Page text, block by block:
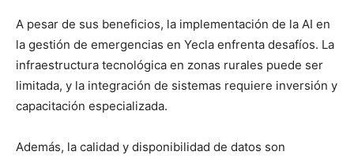
A pesar de sus beneficios, la implementación de la AI en
la gestión de emergencias en Yecla enfrenta desafíos. La
infraestructura tecnológica en zonas rurales puede ser
limitada, y la integración de sistemas requiere inversión y
capacitación especializada.
Además, la calidad y disponibilidad de datos son